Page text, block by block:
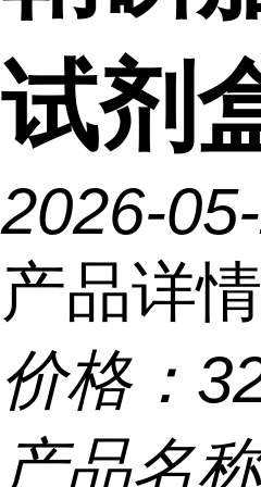
试剂
2026-
产品详情
价格：
产品名称